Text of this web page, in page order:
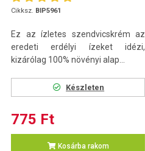
Cikksz. BIP5961
Ez az ízletes szendvicskrém az
eredeti erdélyi ízeket idézi,
kizárólag 100% növényi alap...
Készleten
775 Ft
Kosárba rakom